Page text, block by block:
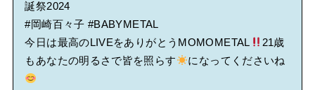
誕祭2024
#岡崎百々子 #BABYMETAL
今日は最高のLIVEをありがとうMOMOMETAL
21歳
もあなたの明るさで皆を照らす
になってくださいね